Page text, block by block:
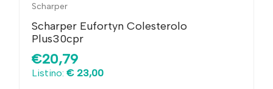
Scharper
Scharper Eufortyn Colesterolo
Plus30cpr
€20,79
Listino: € 23,00